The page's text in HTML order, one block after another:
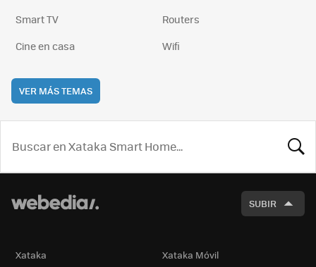
Smart TV
Routers
Cine en casa
Wifi
VER MÁS TEMAS
SUBIR
Xataka Xataka Móvil